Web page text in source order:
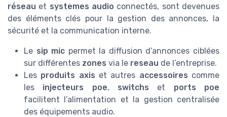
réseau et systemes audio connectés, sont devenues
des éléments clés pour la gestion des annonces, la
sécurité et la communication interne.
Le sip mic permet la diffusion d’annonces ciblées
sur différentes zones via le reseau de l’entreprise.
Les produits axis et autres accessoires comme
les injecteurs poe, switchs et ports poe
facilitent l’alimentation et la gestion centralisée
des équipements audio.